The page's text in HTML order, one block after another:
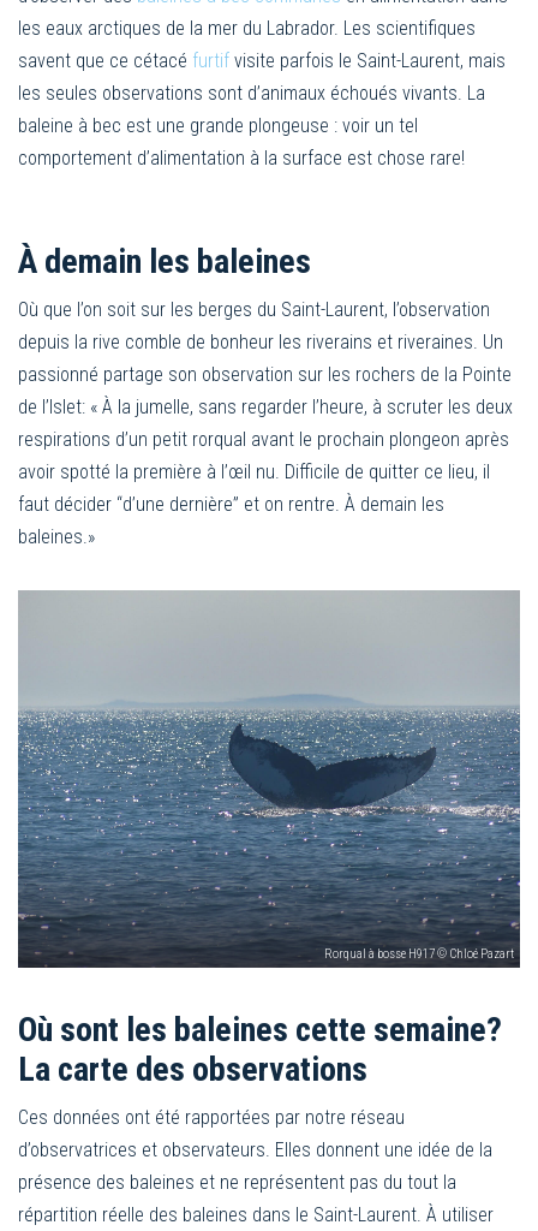
les eaux arctiques de la mer du Labrador. Les scientifiques
savent que ce cétacé furtif visite parfois le Saint-Laurent, mais
les seules observations sont d’animaux échoués vivants. La
baleine à bec est une grande plongeuse : voir un tel
comportement d’alimentation à la surface est chose rare!
À demain les baleines
Où que l’on soit sur les berges du Saint-Laurent, l’observation
depuis la rive comble de bonheur les riverains et riveraines. Un
passionné partage son observation sur les rochers de la Pointe
de l’Islet: « À la jumelle, sans regarder l’heure, à scruter les deux
respirations d’un petit rorqual avant le prochain plongeon après
avoir spotté la première à l’œil nu. Difficile de quitter ce lieu, il
faut décider “d’une dernière” et on rentre. À demain les
baleines.»
Rorqual à bosse H917 © Chloé Pazart
Où sont les baleines cette semaine?
La carte des observations
Ces données ont été rapportées par notre réseau
d’observatrices et observateurs. Elles donnent une idée de la
présence des baleines et ne représentent pas du tout la
répartition réelle des baleines dans le Saint-Laurent. À utiliser